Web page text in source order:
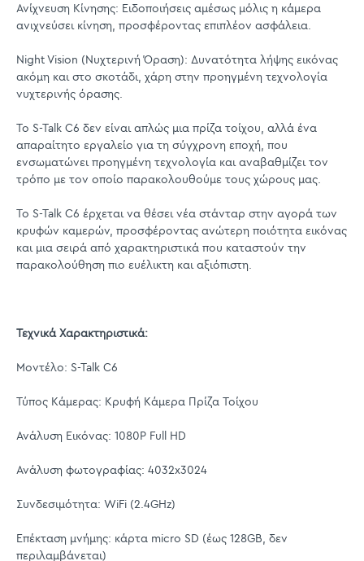
Ανίχνευση Κίνησης: Ειδοποιήσεις αμέσως μόλις η κάμερα
ανιχνεύσει κίνηση, προσφέροντας επιπλέον ασφάλεια.
Night Vision (Νυχτερινή Όραση): Δυνατότητα λήψης εικόνας
ακόμη και στο σκοτάδι, χάρη στην προηγμένη τεχνολογία
νυχτερινής όρασης.
Το S-Talk C6 δεν είναι απλώς μια πρίζα τοίχου, αλλά ένα
απαραίτητο εργαλείο για τη σύγχρονη εποχή, που
ενσωματώνει προηγμένη τεχνολογία και αναβαθμίζει τον
τρόπο με τον οποίο παρακολουθούμε τους χώρους μας.
Το S-Talk C6 έρχεται να θέσει νέα στάνταρ στην αγορά των
κρυφών καμερών, προσφέροντας ανώτερη ποιότητα εικόνας
και μια σειρά από χαρακτηριστικά που καταστούν την
παρακολούθηση πιο ευέλικτη και αξιόπιστη.
Τεχνικά Χαρακτηριστικά:
Μοντέλο: S-Talk C6
Τύπος Κάμερας: Κρυφή Κάμερα Πρίζα Τοίχου
Ανάλυση Εικόνας: 1080P Full HD
Ανάλυση φωτογραφίας: 4032x3024
Συνδεσιμότητα: WiFi (2.4GHz)
Επέκταση μνήμης: κάρτα micro SD (έως 128GB, δεν
περιλαμβάνεται)